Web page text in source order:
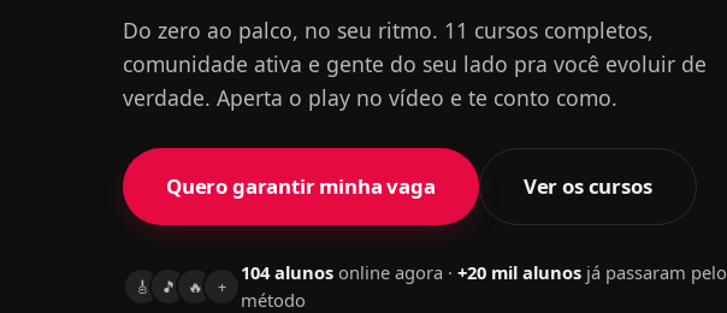
Do zero ao palco, no seu ritmo. 11 cursos completos,
comunidade ativa e gente do seu lado pra você evoluir de
verdade. Aperta o play no vídeo e te conto como.
Quero garantir minha vaga Ver os cursos
🎸 🎵 🔥 +
105 alunos online agora · +20 mil alunos já passaram pelo
método